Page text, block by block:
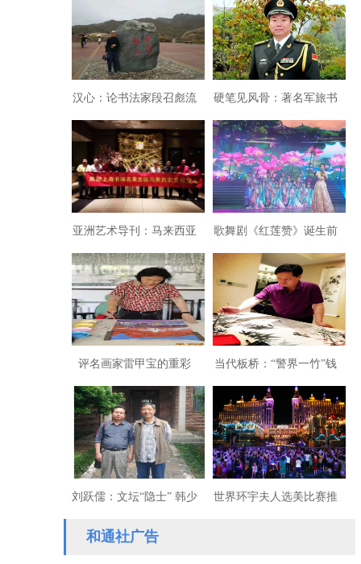
汉心：论书法家段召彪流
寓江湖的诗意人生
硬笔见风骨：著名军旅书
法家刘一虎
亚洲艺术导刊：马来西亚
迎来上海名家艺术展
歌舞剧《红莲赞》诞生前
后
评名画家雷甲宝的重彩
画：光彩文采的新视觉盛
宴
当代板桥：“警界一竹”钱
德金“为爱而画”
刘跃儒：文坛“隐士” 韩少
功
世界环宇夫人选美比赛推
和通社广告